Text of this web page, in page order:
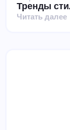
Тренды
Читать далее